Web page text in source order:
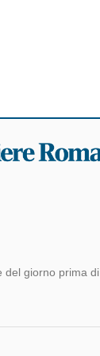
del giorno prima